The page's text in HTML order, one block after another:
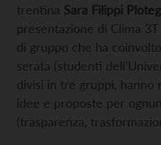
trentina Sara Filippi
presentazione di Clima
di gruppo che ha
serata (studenti
divisi in tre gruppi, hanno
idee e proposte per
(trasparenza,